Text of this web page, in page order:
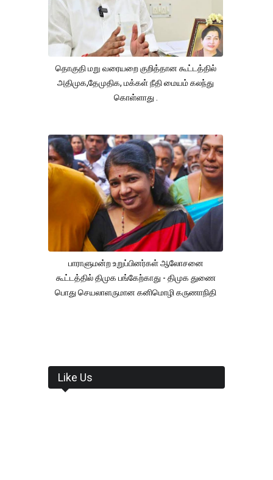
தொகுதி மறு வரையறை குறித்தான கூட்டத்தில்
அதிமுக,தேமுதிக, மக்கள் நீதி மையம் கலந்து
கொள்ளாது .
பாராளுமன்ற உறுப்பினர்கள் ஆலோசனை
கூட்டத்தில் திமுக பங்கேற்காது - திமுக துணை
பொது செயலாளருமான கனிமொழி கருணாநிதி
Like Us